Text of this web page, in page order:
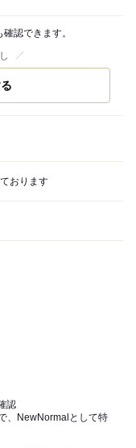
認できます。
おります
認
、NewNormalとして特